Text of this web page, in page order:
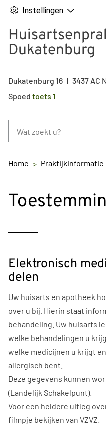
Instellingen
Dukatenburg
Dukatenburg 16 3437 AC
Spoed toets 1
Home Praktijkinformatie
Elektronisch
delen
Uw huisarts en apotheek
over u bij. Hierin staat
behandeling. Uw huisarts
welke behandelingen u
welke medicijnen u krijgt
allergisch bent.
Deze gegevens kunnen
(Landelijk Schakelpunt).
Voor een heldere uitleg
filmpje bekijken van VZVZ.